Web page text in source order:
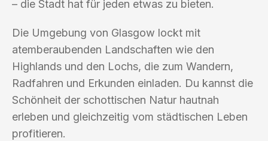
– die Stadt hat für jeden etwas zu bieten.
Die Umgebung von Glasgow lockt mit
atemberaubenden Landschaften wie den
Highlands und den Lochs, die zum Wandern,
Radfahren und Erkunden einladen. Du kannst die
Schönheit der schottischen Natur hautnah
erleben und gleichzeitig vom städtischen Leben
profitieren.